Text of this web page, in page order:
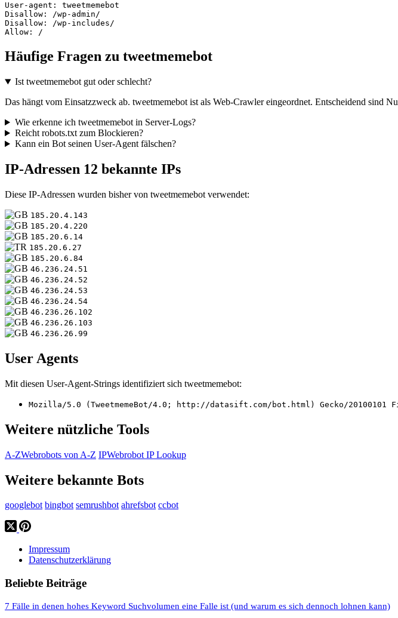
User-agent: tweetmemebot
Disallow: /wp-admin/
Disallow: /wp-includes/
Allow: /
Häufige Fragen zu tweetmemebot
Ist tweetmemebot gut oder schlecht?
Das hängt vom Einsatzzweck ab. tweetmemebot ist als Web-Crawler eingeordnet. Entscheidend sind
Wie erkenne ich tweetmemebot in Server-Logs?
Reicht robots.txt zum Blockieren?
Kann ein Bot seinen User-Agent fälschen?
IP-Adressen 12 bekannte IPs
Diese IP-Adressen wurden bisher von tweetmemebot verwendet:
185.20.4.143
185.20.4.220
185.20.6.14
185.20.6.27
185.20.6.84
46.236.24.51
46.236.24.52
46.236.24.53
46.236.24.54
46.236.26.102
46.236.26.103
46.236.26.99
User Agents
Mit diesen User-Agent-Strings identifiziert sich tweetmemebot:
Mozilla/5.0 (TweetmemeBot/4.0; http://datasift.com/bot.html) Gecko/20100101
Weitere nützliche Tools
A-ZWebrobots von A-Z IPWebrobot IP Lookup
Weitere bekannte Bots
googlebot bingbot semrushbot ahrefsbot ccbot
Impressum
Datenschutzerklärung
Beliebte Beiträge
7 Fälle in denen hohes Keyword Suchvolumen eine Falle ist (und warum es sich dennoch lohnen kann)